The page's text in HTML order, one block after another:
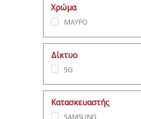
Χρώμα
ΜΑΥΡΟ
Δίκτυο
5G
Κατασκευαστής
SAMSUNG